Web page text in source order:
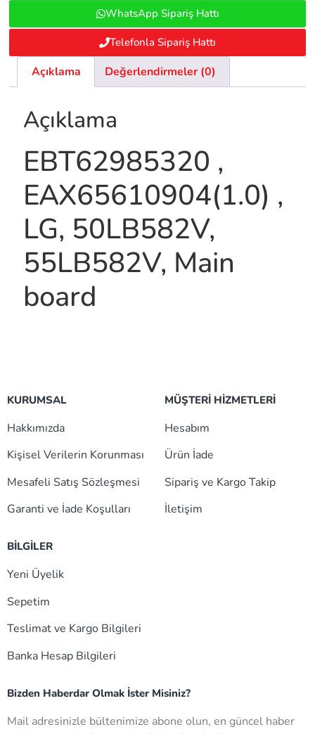
WhatsApp Sipariş Hattı
Telefonla Sipariş Hattı
Açıklama Değerlendirmeler (0)
Açıklama
EBT62985320 ,
EAX65610904(1.0) ,
LG, 50LB582V,
55LB582V, Main
board
KURUMSAL
Hakkımızda
Kişisel Verilerin Korunması
Mesafeli Satış Sözleşmesi
Garanti ve İade Koşulları
MÜŞTERİ HİZMETLERİ
Hesabım
Ürün İade
Sipariş ve Kargo Takip
İletişim
BİLGİLER
Yeni Üyelik
Sepetim
Teslimat ve Kargo Bilgileri
Banka Hesap Bilgileri
Bizden Haberdar Olmak İster Misiniz?
Mail adresinizle bültenimize abone olun, en güncel haber